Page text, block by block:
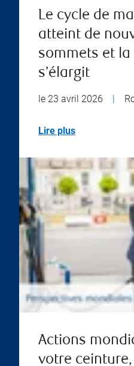
Le cycle de
atteint de
sommets et
s’élargit
le 23 avril 2026
Lire plus
Actions
votre